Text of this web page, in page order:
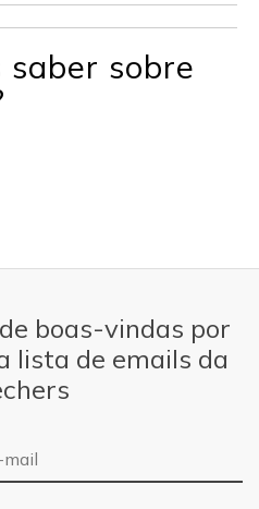
to width
to size
saber sobre
boas-vindas por
lista de emails da